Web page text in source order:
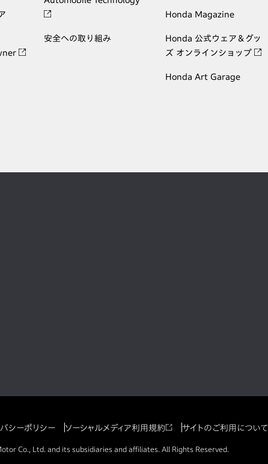
安全への取り組み
Honda Magazine
Honda 公式ウェア＆グッ
ズ オンラインショップ
Honda Art Garage
シーポリシー ソーシャルメディア利用規約 サイトのご利用について
Co., Ltd. and its subsidiaries and affiliates. All Rights Reserved.